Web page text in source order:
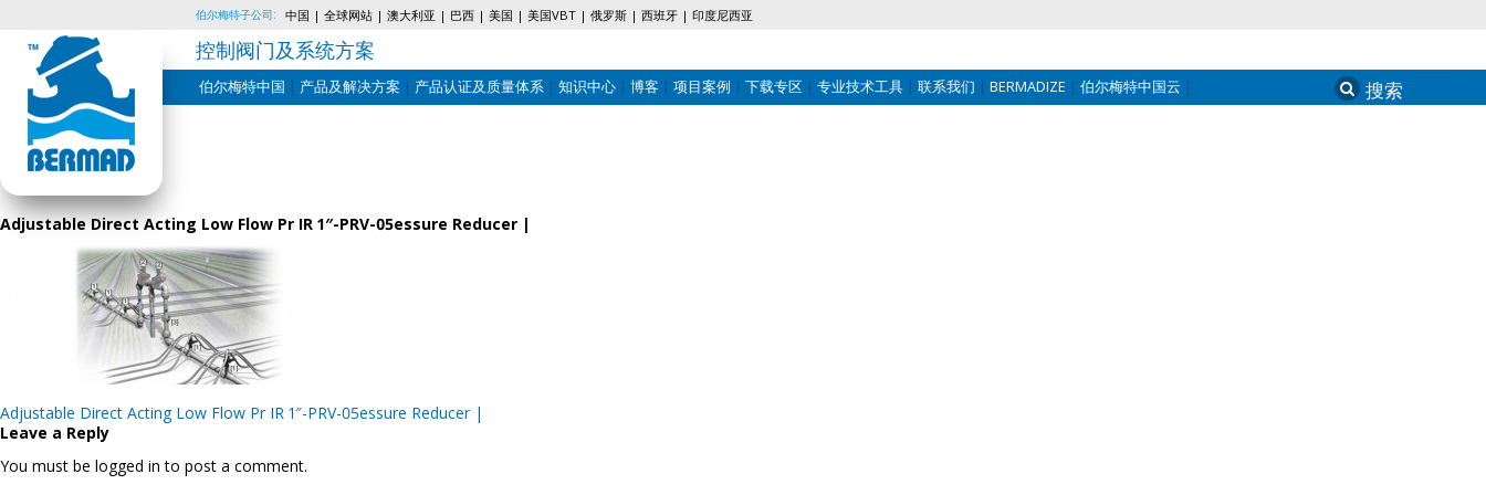
Skip
content
伯尔梅特子公司: 中国 全球网站 澳大利亚 巴西 美国 美国VBT 俄罗斯 西班牙 印度尼西亚
控制阀门及系统方案
伯尔梅特中国 产品及解决方案 产品认证及质量体系 知识中心 博客 项目案例 下载专区 专业技术工具 联系我们 BERMADIZE 伯尔梅特中国云 Search
for:
Adjustable Direct Acting Low Flow Pr IR 1″-PRV-05essure Reducer |
Post
navigation
Adjustable Direct Acting Low Flow Pr IR 1″-PRV-05essure Reducer |
Leave a Reply
You must be logged in to post a comment.